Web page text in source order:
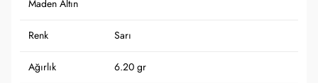
Maden Altın
Renk Sarı
Ağırlık 6.20 gr